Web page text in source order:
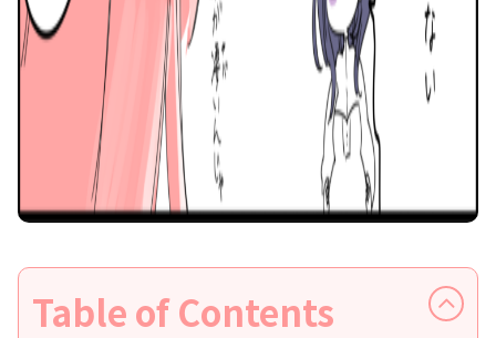
Table of Contents